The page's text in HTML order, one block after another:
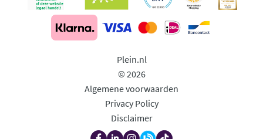
Plein.nl
© 2026
Algemene voorwaarden
Privacy Policy
Disclaimer